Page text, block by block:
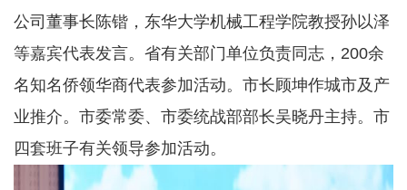
公司董事长陈锴，东华大学机械工程学院教授孙以泽
等嘉宾代表发言。省有关部门单位负责同志，200余
名知名侨领华商代表参加活动。市长顾坤作城市及产
业推介。市委常委、市委统战部部长吴晓丹主持。市
四套班子有关领导参加活动。